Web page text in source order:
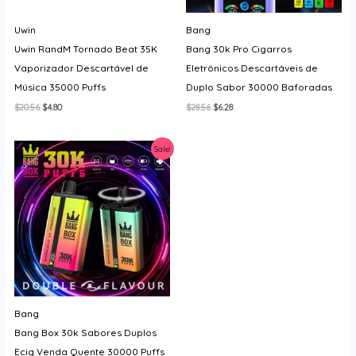
Uwin
Uwin RandM Tornado Beat 35K
Vaporizador Descartável de
Música 35000 Puffs
$20.56O
era:
$20.56.
$4.80O
é:
$4.80.
Bang
Bang 30k Pro Cigarros
Eletrónicos Descartáveis de
Duplo Sabor 30000 Baforadas
$28.56 O
$6.28O
Sale!
Bang
Bang Box 30k Sabores Duplos
Ecig Venda Quente 30000 Puffs